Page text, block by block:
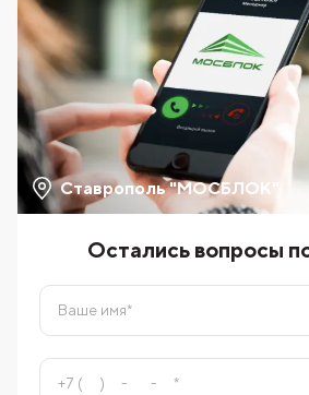
Ставрополь "МОСБЛОК"
Остались вопросы